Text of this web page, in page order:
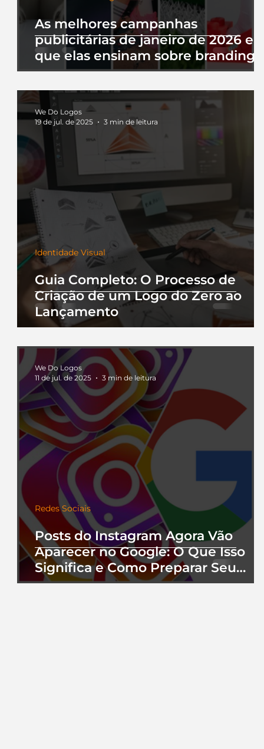
As melhores campanhas
publicitárias de janeiro de 2026 e
que elas ensinam sobre branding
Guia Completo: O Processo de
Criação de um Logo do Zero ao
Lançamento
Identidade Visual
We Do Logos
19 de jul. de 2025
3 min de leitura
Posts do Instagram Agora Vão
Aparecer no Google: O Que Isso
Significa e Como Preparar Seu
Perfil
Redes Sociais
We Do Logos
11 de jul. de 2025
3 min de leitura